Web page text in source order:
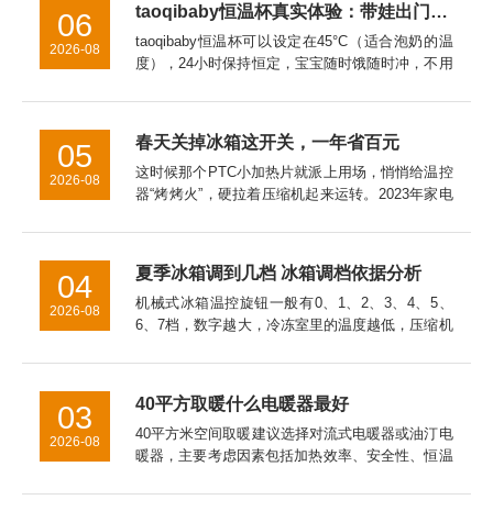
taoqibaby恒温杯真实体验：带娃出门的“移动温奶站”，对比同类产品优势明显
taoqibaby恒温杯可以设定在45°C（适合泡奶的温
度），24小时保持恒定，宝宝随时饿随时冲，不用
taoqibaby恒温杯已经成为我出门必带的装备。如
06
2026-08
春天关掉冰箱这开关，一年省百元
这时候那个PTC小加热片就派上用场，悄悄给温控
器“烤烤火”，硬拉着压缩机起来运转。2023年家电
白白多跑100度电。冷冻室的温度万一回升到了零
05
2026-08
夏季冰箱调到几档 冰箱调档依据分析
机械式冰箱温控旋钮一般有0、1、2、3、4、5、
6、7档，数字越大，冷冻室里的温度越低，压缩机
季节温度变化来调节，一般春秋天我们可以调在3
档上，具体要看你的...
04
2026-08
40平方取暖什么电暖器最好
40平方米空间取暖建议选择对流式电暖器或油汀电
暖器，主要考虑因素包括加热效率、安全性、恒温
面温度通常控制在60℃以下，儿童房使用更安全。
03
2026-08